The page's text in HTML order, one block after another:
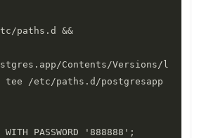
paths.d &&
Contents/Versions/l
/etc/paths.d/postgresapp
WITH PASSWORD '888888';